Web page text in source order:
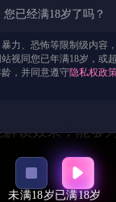
州秘宝
秘宝」现已开
锁效果，能够
您已经满18岁了吗？
力、恐怖等限制级内容
视同您已年满18岁，或
，并同意遵守隐私权政
未满18岁已满18岁